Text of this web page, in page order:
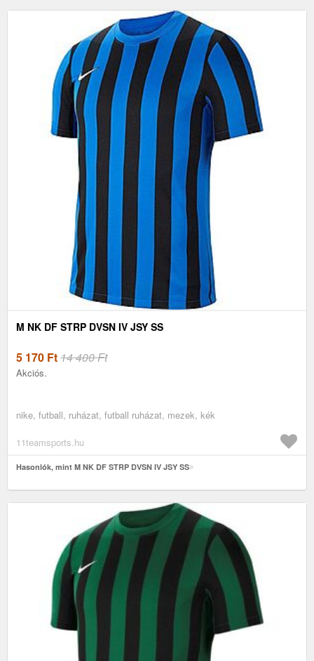
M NK DF STRP DVSN IV JSY SS
5 170 Ft14 400 Ft
Akciós.
nike, futball, ruházat, futball ruházat, mezek, kék
11teamsports.hu
Hasonlók, mint M NK DF STRP DVSN IV JSY SS